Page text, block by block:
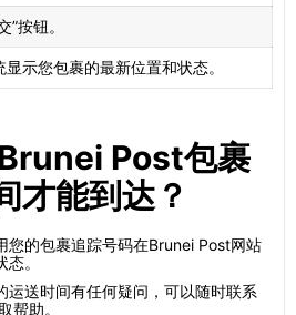
”按钮。
显示您包裹的最新位置和状态。
Post包裹
才能到达？
您的包裹追踪号码在Brunei Post网站
。
运送时间有任何疑问，可以随时联系
帮助。